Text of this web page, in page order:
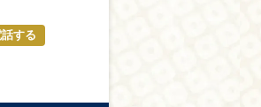
話する